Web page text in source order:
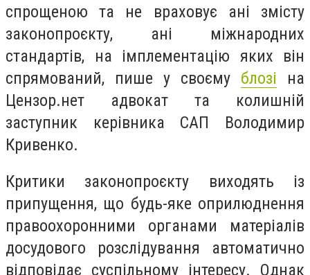
спрощеною та не враховує ані змісту
законопроєкту, ані міжнародних
стандартів, на імплементацію яких він
спрямований, пише у своєму блозі на
Цензор.нет адвокат та колишній
заступник керівника САП Володимир
Кривенко.
Критики законопроєкту виходять із
припущення, що будь-яке оприлюднення
правоохоронними органами матеріалів
досудового розслідування автоматично
відповідає суспільному інтересу. Однак